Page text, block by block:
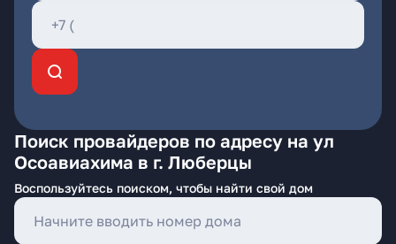
Поиск провайдеров по адресу на ул
Осоавиахима в г. Люберцы
Воспользуйтесь поиском, чтобы найти свой дом